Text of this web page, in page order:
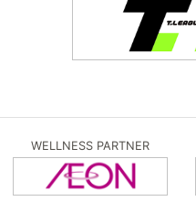
WELLNESS PARTNER